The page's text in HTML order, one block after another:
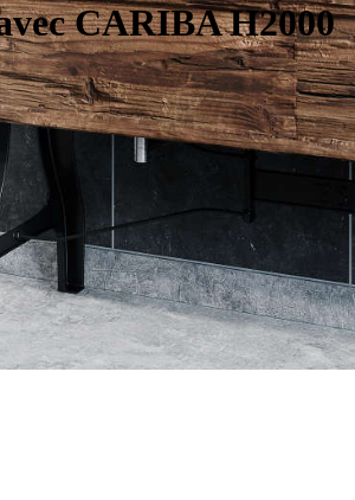
CARIBA H2000